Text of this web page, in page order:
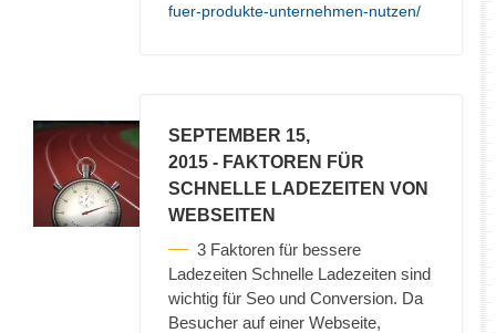
fuer-produkte-unternehmen-nutzen/
SEPTEMBER 15,
2015 - FAKTOREN FÜR
SCHNELLE LADEZEITEN VON
WEBSEITEN
3 Faktoren für bessere
Ladezeiten Schnelle Ladezeiten sind
wichtig für Seo und Conversion. Da
Besucher auf einer Webseite,